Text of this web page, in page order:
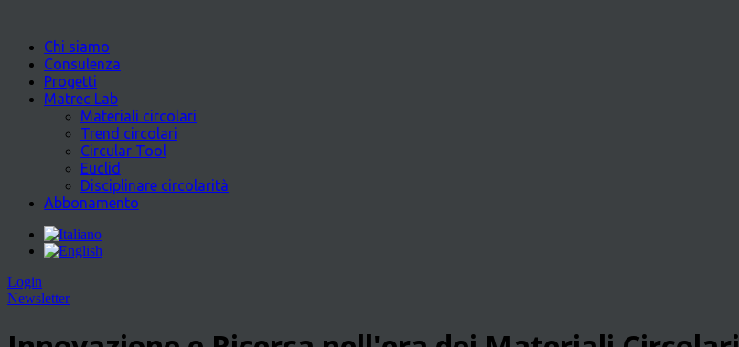
Chi siamo
Consulenza
Progetti
Matrec Lab
Materiali circolari
Trend circolari
Circular Tool
Euclid
Disciplinare circolarità
Abbonamento
Login
Newsletter